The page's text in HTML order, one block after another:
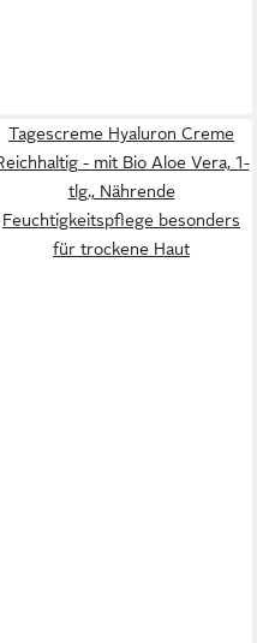
Tagescreme Hyaluron Creme
- mit Bio Aloe Vera, 1-
tlg., Nährende
Feuchtigkeitspflege besonders
für trockene Haut